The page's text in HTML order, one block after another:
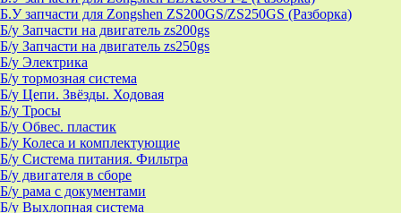
Б.У запчасти для Zongshen ZS200GS/ZS250GS (Разборка)
Б/у Запчасти на двигатель zs200gs
Б/у Запчасти на двигатель zs250gs
Б/у Электрика
Б/у тормозная система
Б/у Цепи. Звёзды. Ходовая
Б/у Тросы
Б/у Обвес. пластик
Б/у Колеса и комплектующие
Б/у Система питания. Фильтра
Б/у двигателя в сборе
Б/у рама с документами
Б/у Выхлопная система